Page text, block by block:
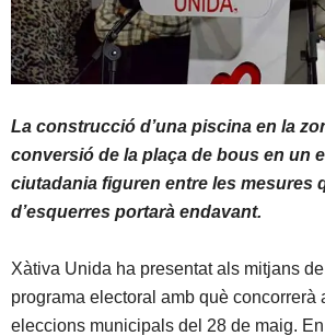
La construcció d’una piscina en la
conversió de la plaça de bous en un
ciutadania figuren entre les mesures
d’esquerres portarà endavant.
Xàtiva Unida ha presentat als mitjans
programa electoral amb què concorrerà
eleccions municipals del 28 de maig.